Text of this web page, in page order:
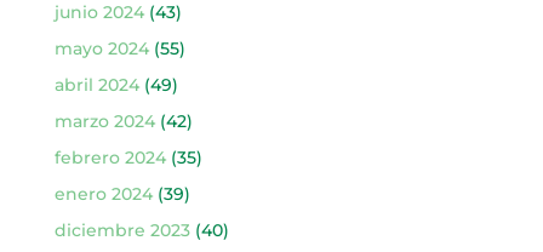
junio 2024(43)
mayo 2024(55)
abril 2024(49)
marzo 2024(42)
febrero 2024(35)
enero 2024(39)
diciembre 2023(40)